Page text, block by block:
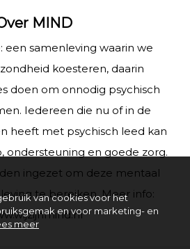
MIND
een samenleving waarin we
koesteren, daarin
doen om onnodig psychisch
Iedereen die nu of in de
heeft met psychisch leed kan
ondersteuning en goede zorg.
ingezet om deze mentaal
te bereiken. Meer info:
van cookies voor het
en voor marketing- en
meer